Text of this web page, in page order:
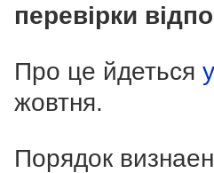
перевірки
Про це йдеться
жовтня.
Порядок